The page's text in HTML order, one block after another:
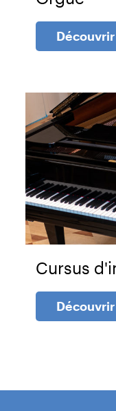
Découvrir
Cursus
Découvrir